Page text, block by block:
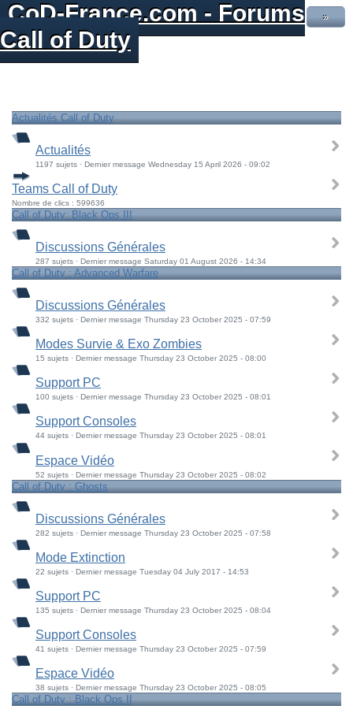
CoD-France.com - Forums
Call of Duty
»
Actualités Call of Duty
Actualités
1197 sujets · Dernier message Wednesday 15 April 2026 - 09:02
Teams Call of Duty
Nombre de clics : 599636
Call of Duty: Black Ops III
Discussions Générales
287 sujets · Dernier message Saturday 01 August 2026 - 14:34
Call of Duty : Advanced Warfare
Discussions Générales
332 sujets · Dernier message Thursday 23 October 2025 - 07:59
Modes Survie & Exo Zombies
15 sujets · Dernier message Thursday 23 October 2025 - 08:00
Support PC
100 sujets · Dernier message Thursday 23 October 2025 - 08:01
Support Consoles
44 sujets · Dernier message Thursday 23 October 2025 - 08:01
Espace Vidéo
52 sujets · Dernier message Thursday 23 October 2025 - 08:02
Call of Duty : Ghosts
Discussions Générales
282 sujets · Dernier message Thursday 23 October 2025 - 07:58
Mode Extinction
22 sujets · Dernier message Tuesday 04 July 2017 - 14:53
Support PC
135 sujets · Dernier message Thursday 23 October 2025 - 08:04
Support Consoles
41 sujets · Dernier message Thursday 23 October 2025 - 07:59
Espace Vidéo
38 sujets · Dernier message Thursday 23 October 2025 - 08:05
Call of Duty : Black Ops II